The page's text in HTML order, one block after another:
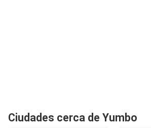
Ciudades cerca de Yumbo